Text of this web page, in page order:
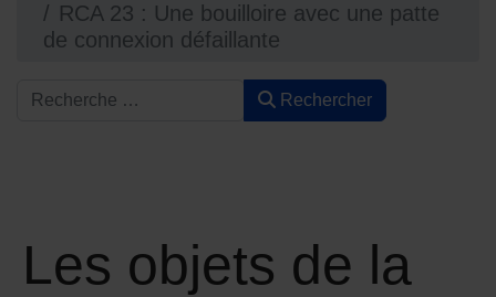
RCA 23 : Une bouilloire avec une patte
de connexion défaillante
Rechercher
Les objets de la